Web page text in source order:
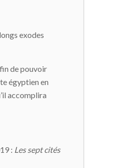
exodes
de pouvoir
égyptien en
accomplira
: Les sept cités